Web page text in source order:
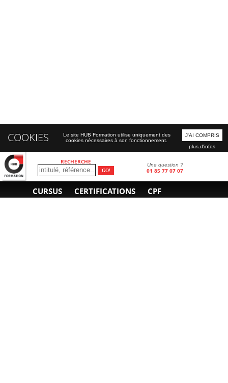
RECHERCHE Une question ?
01 85 77 07 07
CURSUS CERTIFICATIONS CPF
COOKIES
Le site HUB Formation utilise uniquement des
cookies nécessaires à son fonctionnement.
J'AI COMPRIS
plus d'infos